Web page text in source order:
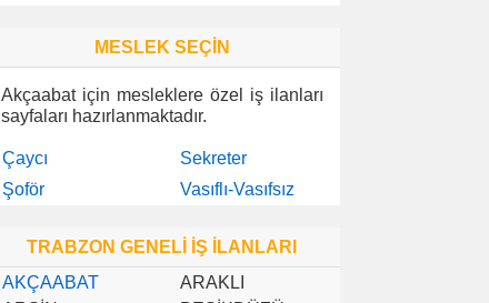
MESLEK SEÇİN
Akçaabat için mesleklere özel iş ilanları
sayfaları hazırlanmaktadır.
Çaycı
Sekreter
Şoför
Vasıflı-Vasıfsız
TRABZON GENELİ İŞ İLANLARI
AKÇAABAT
ARAKLI